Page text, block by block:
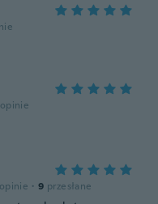
opinie
opinie · 9 przesłane